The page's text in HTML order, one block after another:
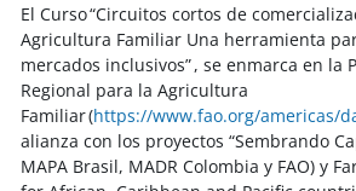
El Curso “Circuitos cortos de
Agricultura Familiar Una herramienta
mercados inclusivos” , se enmarca en la
Regional para la Agricultura
Familiar (https://www.fao.org/americas/
alianza con los proyectos “Sembrando
MAPA Brasil, MADR Colombia y FAO) y